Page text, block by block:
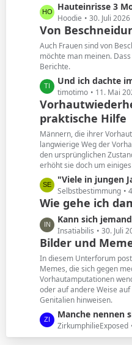
L
e
t
z
t
e
B
e
i
t
r
ä
g
e
Hauteinrisse 3
Hoodie 30. Juli
Von
Auch Frauen sind von
möchte man meinen.
Berichte.
L
e
t
z
t
e
B
e
i
t
r
ä
g
e
Und ich dachte
timotimo 11. Mai
praktische Hilfe
Männern, die ihrer
langwierige Weg der
den ursprünglichen
erhöht sie doch um
L
e
t
z
t
e
B
e
i
t
r
ä
g
e
"Viele in jungen Jahren beschnittene
Selbstbestimmung
Wie gehe ich
L
e
t
z
t
e
B
e
i
t
Kann sich jemand als junges
Insatiabilis 30. Juli
Bilder und
In diesem Unterforum
Memes, die sich gegen
Vorhautamputationen
oder auf andere Weise
Genitalien hinweisen.
L
e
t
Manche nennen sie noch
ZirkumphilieExposed